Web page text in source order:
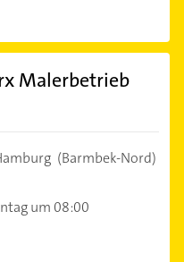
Malerbetrieb
(Barmbek-Nord)
um 08:00